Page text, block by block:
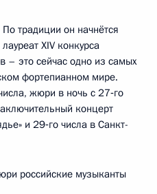
традиции он начнётся
XIV конкурса
– это сейчас одно из самых
фортепианном мире.
жюри в ночь с 27‑го
концерт
и 29‑го числа в Санкт-
российские музыканты